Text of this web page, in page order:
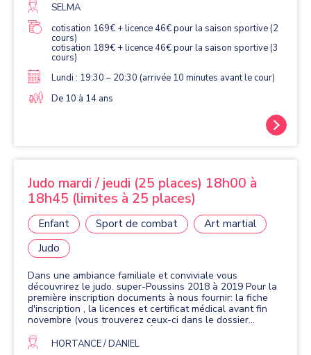
SELMA
cotisation 169€ + licence 46€ pour la saison sportive (2
cours)
cotisation 189€ + licence 46€ pour la saison sportive (3
cours)
Lundi : 19:30 – 20:30 (arrivée 10 minutes avant le cour)
De 10 à 14 ans
Judo mardi / jeudi (25 places) 18h00 à
18h45 (limites à 25 places)
Enfant Sport de combat
Art martial
Judo
Dans une ambiance familiale et conviviale vous
découvrirez le judo. super-Poussins 2018 à 2019 Pour la
première inscription documents à nous fournir: la fiche
d'inscription , la licences et certificat médical avant fin
novembre (vous trouverez ceux-ci dans le dossier
2ème SAISON OU PLUS REMPLIR LE QUESTIONNAIRE
HORTANCE / DANIEL